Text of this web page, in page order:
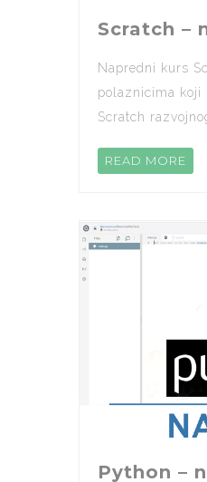
Scratch –
Napredni kurs
polaznicima koji
Scratch
READ MORE
Python –